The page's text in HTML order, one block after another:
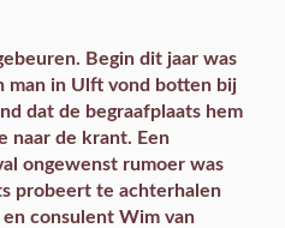
Begin dit jaar was
man in Ulft vond botten bij
dat de begraafplaats hem
naar de krant. Een
ongewenst rumoer was
probeert te achterhalen
consulent Wim van